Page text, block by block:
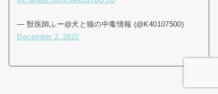
— 獣医師ふー@犬と猫の中毒情報 (@K40107500)
December 2, 2022